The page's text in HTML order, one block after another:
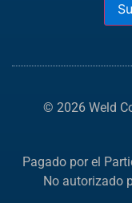
© 2026 Weld
Pagado por el
No autorizado